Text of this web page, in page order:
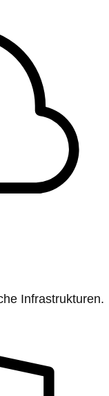
Infrastrukturen.